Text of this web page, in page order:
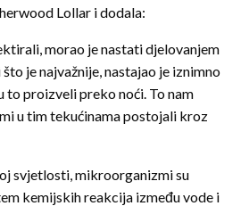
Lollar i dodala:
morao je nastati djelovanjem
je najvažnije, nastajao je iznimno
to proizveli preko noći. To nam
u tim tekućinama postojali kroz
svjetlosti, mikroorganizmi su
kemijskih reakcija između vode i